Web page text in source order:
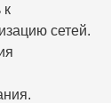
к
сетей.